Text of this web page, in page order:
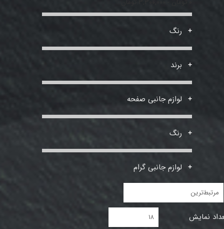
رنگ
برند
لوازم جانبی صفحه
رنگ
لوازم جانبی گرام
مرتبط‌ترین
نمایش ۱۸